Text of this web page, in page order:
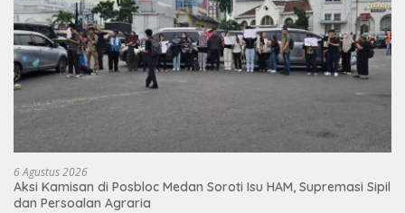
6 Agustus 2026
Aksi Kamisan di Posbloc Medan Soroti Isu HAM, Supremasi Sipil
dan Persoalan Agraria